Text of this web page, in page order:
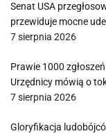
Senat USA
przewiduje mocne
7 sierpnia 2026
Prawie 1000
Urzędnicy mówią o
7 sierpnia 2026
Gloryfikacja